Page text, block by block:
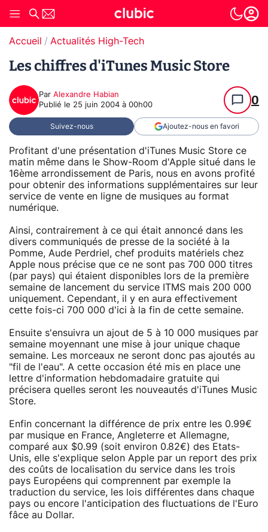
Accueil Actualités High-Tech
Les chiffres d'iTunes Music Store
Par Alexandre Habian
Publié le 25 juin 2004 à 00h00 0
Suivez-nous Ajoutez-nous en favori
Profitant d'une présentation d'iTunes Music Store ce
matin même dans le Show-Room d'Apple situé dans le
16ème arrondissement de Paris, nous en avons profité
pour obtenir des informations supplémentaires sur leur
service de vente en ligne de musiques au format
numérique.
Ainsi, contrairement à ce qui était annoncé dans les
divers communiqués de presse de la société à la
Pomme, Aude Perdriel, chef produits matériels chez
Apple nous précise que ce ne sont pas 700 000 titres
(par pays) qui étaient disponibles lors de la première
semaine de lancement du service ITMS mais 200 000
uniquement. Cependant, il y en aura effectivement
cette fois-ci 700 000 d'ici à la fin de cette semaine.
Ensuite s'ensuivra un ajout de 5 à 10 000 musiques par
semaine moyennant une mise à jour unique chaque
semaine. Les morceaux ne seront donc pas ajoutés au
"fil de l'eau". A cette occasion été mis en place une
lettre d'information hebdomadaire gratuite qui
précisera quelles seront les nouveautés d'iTunes Music
Store.
Enfin concernant la différence de prix entre les 0.99€
par musique en France, Angleterre et Allemagne,
comparé aux $0.99 (soit environ 0.82€) des Etats-
Unis, elle s'explique selon Apple par un report des prix
des coûts de localisation du service dans les trois
pays Européens qui comprennent par exemple la
traduction du service, les lois différentes dans chaque
pays ou encore l'anticipation des fluctuations de l'Euro
fâce au Dollar.